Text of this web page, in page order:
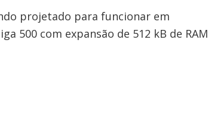
projetado para funcionar em
500 com expansão de 512 kB de RAM